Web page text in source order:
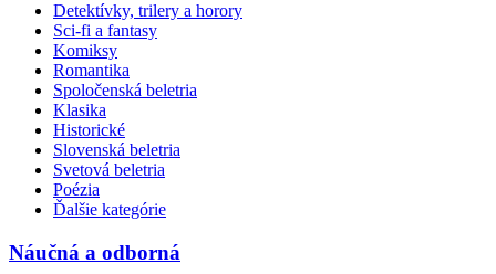
Detektívky, trilery a horory
Sci-fi a fantasy
Komiksy
Romantika
Spoločenská beletria
Klasika
Historické
Slovenská beletria
Svetová beletria
Poézia
Ďalšie kategórie
Náučná a odborná